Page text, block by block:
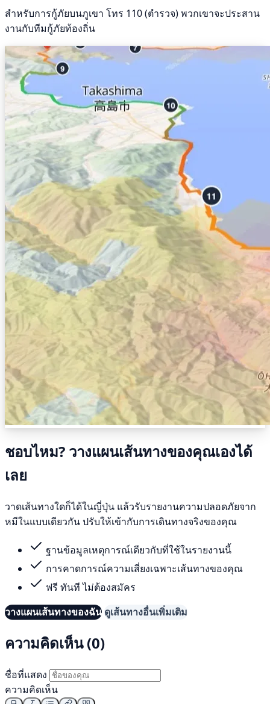
สำหรับการกู้ภัยบนภูเขา โทร 110 (ตำรวจ) พวกเขาจะประสาน
งานกับทีมกู้ภัยท้องถิ่น
ชอบไหม? วางแผนเส้นทางของคุณเองได้
เลย
วาดเส้นทางใดก็ได้ในญี่ปุ่น แล้วรับรายงานความปลอดภัยจาก
หมีในแบบเดียวกัน ปรับให้เข้ากับการเดินทางจริงของคุณ
ฐานข้อมูลเหตุการณ์เดียวกับที่ใช้ในรายงานนี้
การคาดการณ์ความเสี่ยงเฉพาะเส้นทางของคุณ
ฟรี ทันที ไม่ต้องสมัคร
วางแผนเส้นทางของฉัน ดูเส้นทางอื่นเพิ่มเติม
ความคิดเห็น (0)
ชื่อที่แสดง
ความคิดเห็น